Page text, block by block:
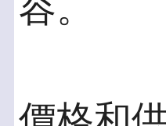
容。